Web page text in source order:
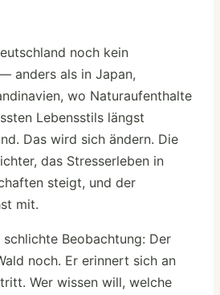
noch kein
anders als in Japan,
wo Naturaufenthalte
Lebensstils längst
Das wird sich ändern. Die
das Stresserleben in
steigt, und der
mit.
Beobachtung: Der
noch. Er erinnert sich an
Wer wissen will, welche